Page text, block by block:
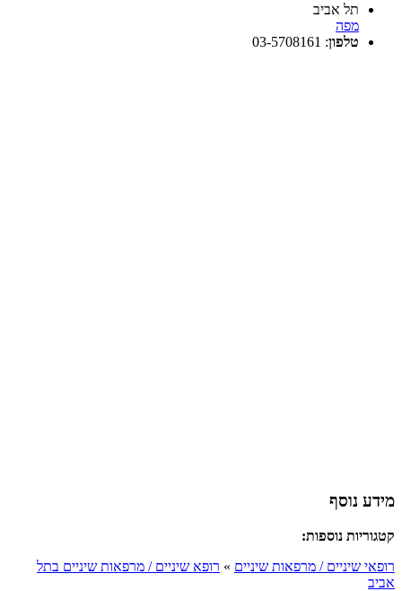
תל אביב
מפה
טלפון:
03-5708161
מידע נוסף
קטגוריות נוספות:
רופאי שיניים / מרפאות שיניים » רופא שיניים / מרפאות שיניים בתל
אביב